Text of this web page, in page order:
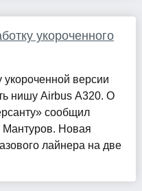
укороченного
укороченной версии
нишу Airbus A320. О
сообщил
Новая
лайнера на две